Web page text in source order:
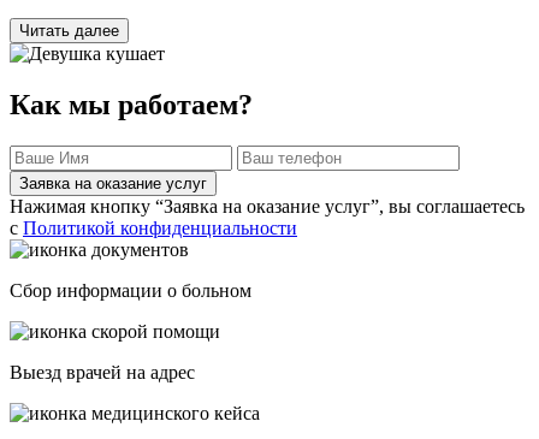
Читать далее
Как мы работаем?
Заявка на оказание услуг
Нажимая кнопку “Заявка на оказание услуг”, вы соглашаетесь
с Политикой конфиденциальности
Сбор информации о больном
Выезд врачей на адрес